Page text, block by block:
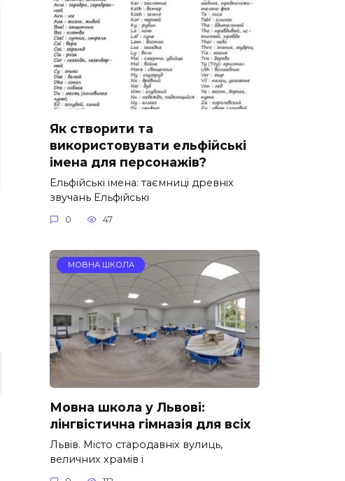
Як створити та
використовувати ельфійські
імена для персонажів?
Ельфійські імена: таємниці древніх
звучань Ельфійські
0 47
МОВНА ШКОЛА
Мовна школа у Львові:
лінгвістична гімназія для всіх
Львів. Місто стародавніх вулиць,
величних храмів і